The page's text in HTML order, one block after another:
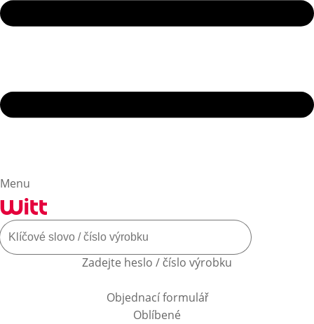
Menu
Zadejte heslo / číslo výrobku
Objednací formulář
Oblíbené